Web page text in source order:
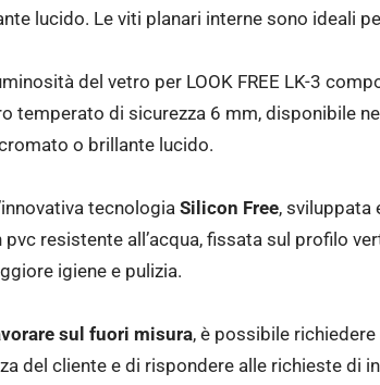
lucido. Le viti planari interne sono ideali
del vetro per LOOK FREE LK-3
temperato di sicurezza 6 mm, disponibile
o brillante lucido.
tecnologiaSilicon Free, sviluppata
resistente all’acqua, fissata sul profilo
igiene e pulizia.
sul fuori misura, è possibile richiedere
del cliente e di rispondere alle richieste di